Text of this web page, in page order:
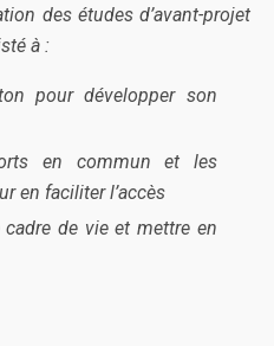
des études d’avant-projet
à :
pour développer son
en commun et les
en faciliter l’accès
cadre de vie et mettre en